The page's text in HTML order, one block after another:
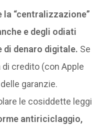
“centralizzazione”
e degli odiati
di denaro digitale. Se
credito (con Apple
garanzie.
le cosiddette leggi
antiriciclaggio,